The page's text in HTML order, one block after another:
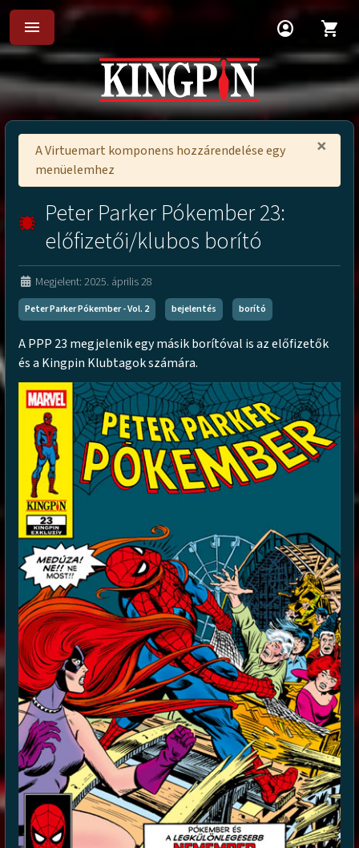
menu account_circle shopping_cart
×
A Virtuemart komponens hozzárendelése egy
menüelemhez
Peter Parker Pókember 23:
előfizetői/klubos borító
Megjelent: 2025. április 28
Peter Parker Pókember - Vol. 2 bejelentés borító
A PPP 23 megjelenik egy másik borítóval is az előfizetők
és a Kingpin Klubtagok számára.